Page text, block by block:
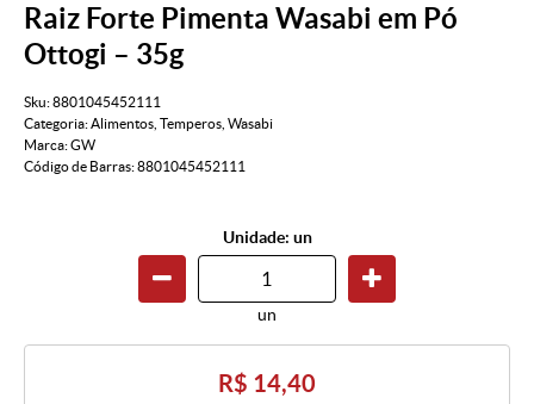
Raiz Forte Pimenta Wasabi em Pó
Ottogi – 35g
Sku:8801045452111
Categoria:Alimentos Temperos Wasabi
Marca:GW
Código de Barras:8801045452111
Unidade: un
un
R$ 14,40